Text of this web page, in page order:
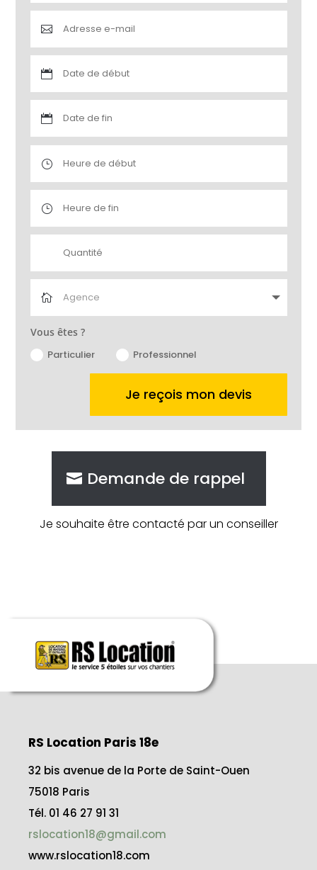
Vous êtes ?
Particulier
Professionnel
Je reçois mon devis
Demande de rappel
Je souhaite être contacté par un conseiller
RS Location Paris 18e
32 bis avenue de la Porte de Saint-Ouen
75018 Paris
Tél. 01 46 27 91 31
rslocation18@gmail.com
www.rslocation18.com